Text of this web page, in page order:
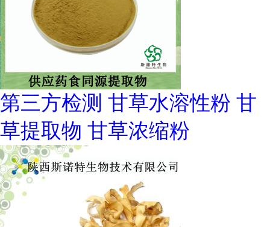
第三方检测 甘草水溶性粉 甘
草提取物 甘草浓缩粉